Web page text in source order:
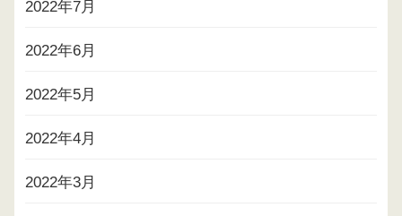
2022年7月
2022年6月
2022年5月
2022年4月
2022年3月